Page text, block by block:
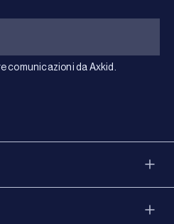
da Axkid.